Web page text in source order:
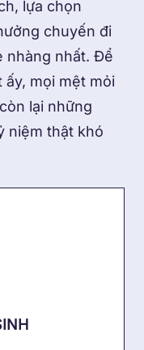
lựa chọn
chuyến đi
nhàng nhất. Để
ấy, mọi mệt mỏi
lại những
niệm thật khó